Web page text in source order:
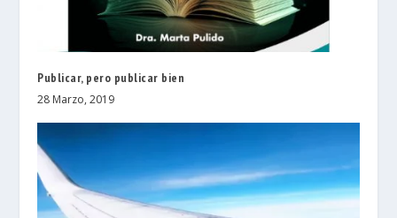
Publicar, pero publicar bien
28 Marzo, 2019